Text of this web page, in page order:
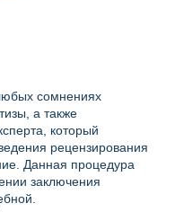
сомнениях
а также
который
рецензирования
Данная процедура
заключения